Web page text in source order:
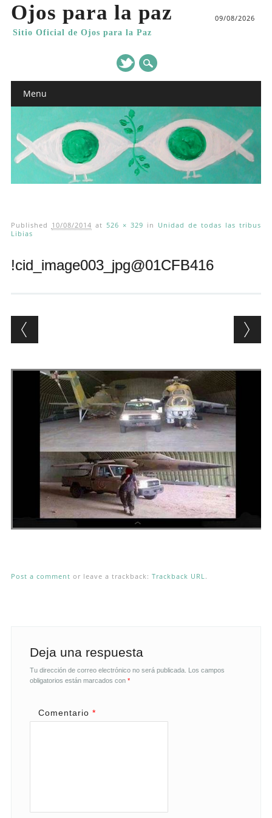
Ojos para la paz
Sitio Oficial de Ojos para la Paz
09/08/2026
Main menu
Menu
Published 10/08/2014 at 526 × 329 in Unidad de todas las tribus
Libias
!cid_image003_jpg@01CFB416
Post a comment or leave a trackback: Trackback URL .
Deja una respuesta
Tu dirección de correo electrónico no será publicada. Los campos
obligatorios están marcados con *
Comentario *